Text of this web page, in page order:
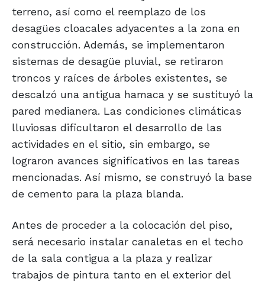
terreno, así como el reemplazo de los
desagües cloacales adyacentes a la zona en
construcción. Además, se implementaron
sistemas de desagüe pluvial, se retiraron
troncos y raíces de árboles existentes, se
descalzó una antigua hamaca y se sustituyó la
pared medianera. Las condiciones climáticas
lluviosas dificultaron el desarrollo de las
actividades en el sitio, sin embargo, se
lograron avances significativos en las tareas
mencionadas. Así mismo, se construyó la base
de cemento para la plaza blanda.
Antes de proceder a la colocación del piso,
será necesario instalar canaletas en el techo
de la sala contigua a la plaza y realizar
trabajos de pintura tanto en el exterior del